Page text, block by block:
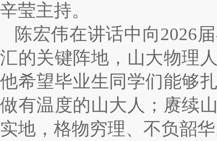
辛莹主持。
陈宏伟在讲话中向2026
汇的关键阵地，山大物理
他希望毕业生同学们能够
做有温度的山大人；赓续
实地，格物穷理、不负韶